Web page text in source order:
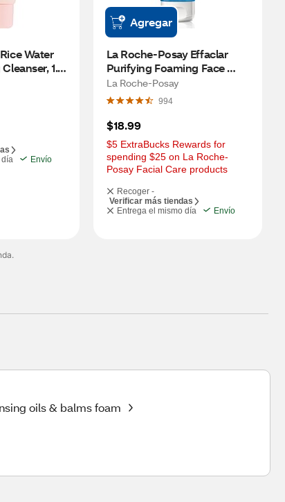
Water
1.01
día
Envío
Agregar
La Roche-Posay Effaclar
Purifying Foaming Face
Wash for Oily Skin, 6.76 OZ
La Roche-Posay
994
$18.99
$5 ExtraBucks Rewards for
spending $25 on La Roche-
Posay Facial Care products
Recoger -
Verificar más tiendas
Entrega el mismo día
Envío
oils & balms foam